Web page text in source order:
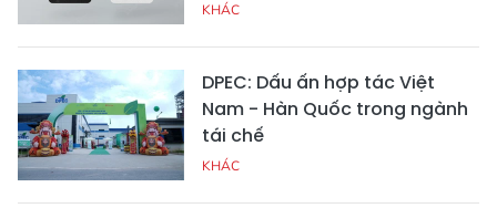
KHÁC
DPEC: Dấu ấn hợp tác Việt
Nam - Hàn Quốc trong ngành
tái chế
KHÁC